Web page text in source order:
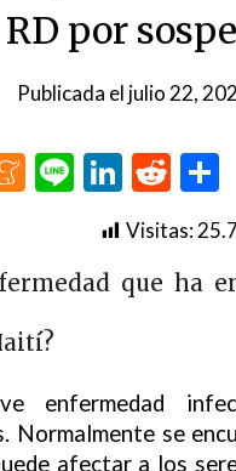
por
Publicada el julio 22,
Meneame
Line
Visitas:
que ha
enfermedad
Normalmente se
afectar a los